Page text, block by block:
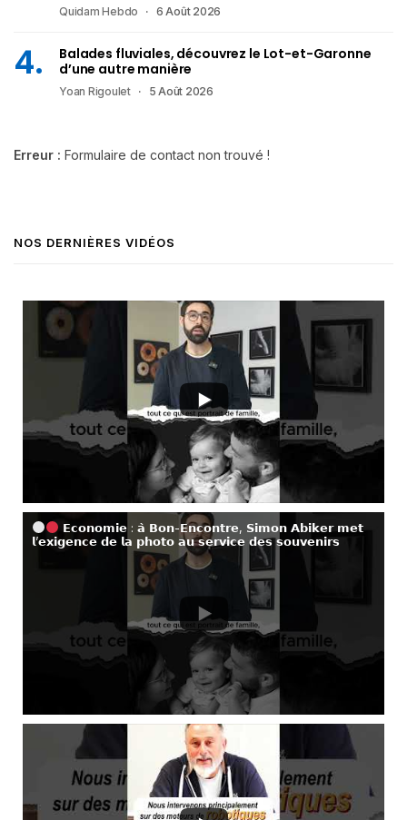
Quidam Hebdo 6 Août 2026
Balades fluviales, découvrez le Lot-et-Garonne
d’une autre manière
Yoan Rigoulet 5 Août 2026
Erreur : Formulaire de contact non trouvé !
NOS DERNIÈRES VIDÉOS
𝗘𝗰𝗼𝗻𝗼𝗺𝗶𝗲 : 𝗮̀ 𝗕𝗼𝗻-𝗘𝗻𝗰𝗼𝗻𝘁𝗿𝗲, 𝗦𝗶𝗺𝗼𝗻 𝗔𝗯𝗶𝗸𝗲𝗿 𝗺𝗲𝘁
𝗹’𝗲𝘅𝗶𝗴𝗲𝗻𝗰𝗲 𝗱𝗲 𝗹𝗮 𝗽𝗵𝗼𝘁𝗼 𝗮𝘂 𝘀𝗲𝗿𝘃𝗶𝗰𝗲 𝗱𝗲𝘀 𝘀𝗼𝘂𝘃𝗲𝗻𝗶𝗿𝘀